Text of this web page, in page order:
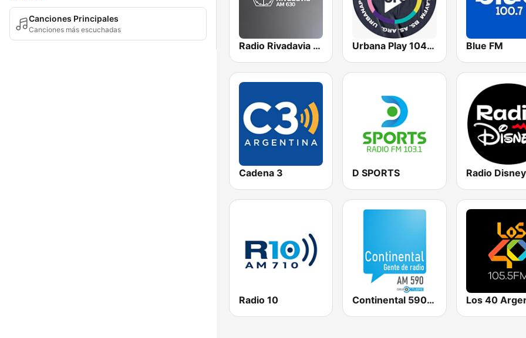
Canciones Principales
Canciones más escuchadas
Radio Rivadavia 630 AM Urbana Play 104.3 FM Blue FM
Cadena 3 D SPORTS
Radio 10 Continental 590 AM Los 40